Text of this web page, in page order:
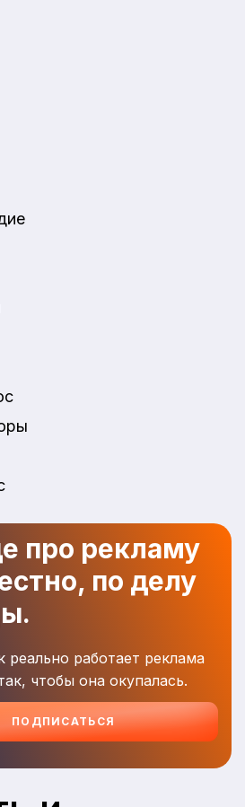
про рекламу
по делу
реально работает реклама
чтобы она окупалась.
ПОДПИСАТЬСЯ